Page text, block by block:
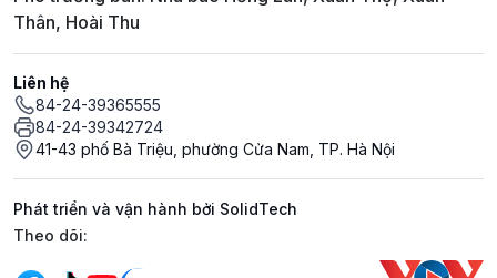
Thân, Hoài Thu
Liên hệ
84-24-39365555
84-24-39342724
41-43 phố Bà Triệu, phường Cửa Nam, TP. Hà Nội
Phát triển và vận hành bởi SolidTech
Mạng xã hội
Theo dõi: